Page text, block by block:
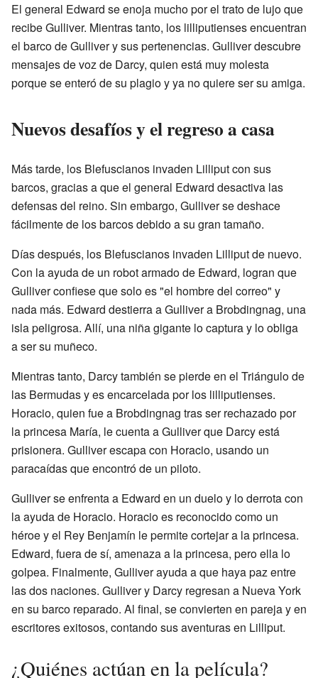
El general Edward se enoja mucho por el trato de lujo que
recibe Gulliver. Mientras tanto, los lilliputienses encuentran
el barco de Gulliver y sus pertenencias. Gulliver descubre
mensajes de voz de Darcy, quien está muy molesta
porque se enteró de su plagio y ya no quiere ser su amiga.
Nuevos desafíos y el regreso a casa
Más tarde, los Blefuscianos invaden Lilliput con sus
barcos, gracias a que el general Edward desactiva las
defensas del reino. Sin embargo, Gulliver se deshace
fácilmente de los barcos debido a su gran tamaño.
Días después, los Blefuscianos invaden Lilliput de nuevo.
Con la ayuda de un robot armado de Edward, logran que
Gulliver confiese que solo es "el hombre del correo" y
nada más. Edward destierra a Gulliver a Brobdingnag, una
isla peligrosa. Allí, una niña gigante lo captura y lo obliga
a ser su muñeco.
Mientras tanto, Darcy también se pierde en el Triángulo de
las Bermudas y es encarcelada por los lilliputienses.
Horacio, quien fue a Brobdingnag tras ser rechazado por
la princesa María, le cuenta a Gulliver que Darcy está
prisionera. Gulliver escapa con Horacio, usando un
paracaídas que encontró de un piloto.
Gulliver se enfrenta a Edward en un duelo y lo derrota con
la ayuda de Horacio. Horacio es reconocido como un
héroe y el Rey Benjamín le permite cortejar a la princesa.
Edward, fuera de sí, amenaza a la princesa, pero ella lo
golpea. Finalmente, Gulliver ayuda a que haya paz entre
las dos naciones. Gulliver y Darcy regresan a Nueva York
en su barco reparado. Al final, se convierten en pareja y en
escritores exitosos, contando sus aventuras en Lilliput.
¿Quiénes actúan en la película?